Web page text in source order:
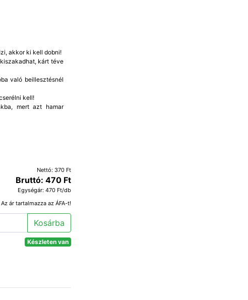
akkor ki kell dobni!
kárt téve
való beillesztésnél
kell!
mert azt hamar
Nettó: 370 Ft
Bruttó: 470 Ft
Egységár: 470 Ft/db
Az ár tartalmazza az ÁFA-t!
Kosárba
Készleten van